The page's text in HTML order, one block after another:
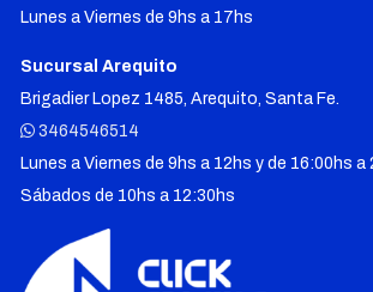
Lunes a Viernes de 9hs a 17hs
Sucursal Arequito
Brigadier Lopez 1485, Arequito, Santa Fe.
3464546514
Lunes a Viernes de 9hs a 12hs y de 16:00hs a
Sábados de 10hs a 12:30hs